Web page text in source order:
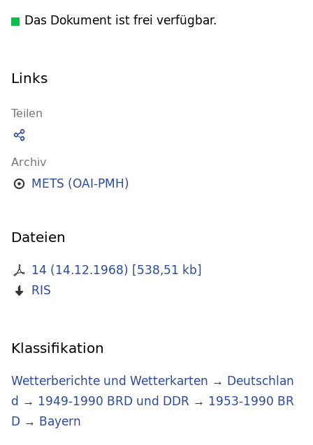
Das Dokument ist frei verfügbar.
Links
Teilen
Archiv
METS (OAI-PMH)
Dateien
14 (14.12.1968) [538,51 kb]
RIS
Klassifikation
Wetterberichte und Wetterkarten → Deutschlan
d → 1949-1990 BRD und DDR → 1953-1990 BR
D → Bayern